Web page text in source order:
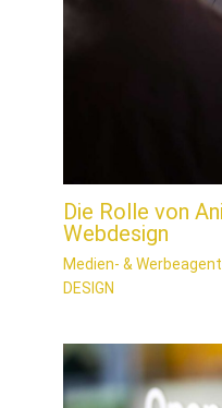
Die Rolle von
Webdesign
Medien- &
DESIGN